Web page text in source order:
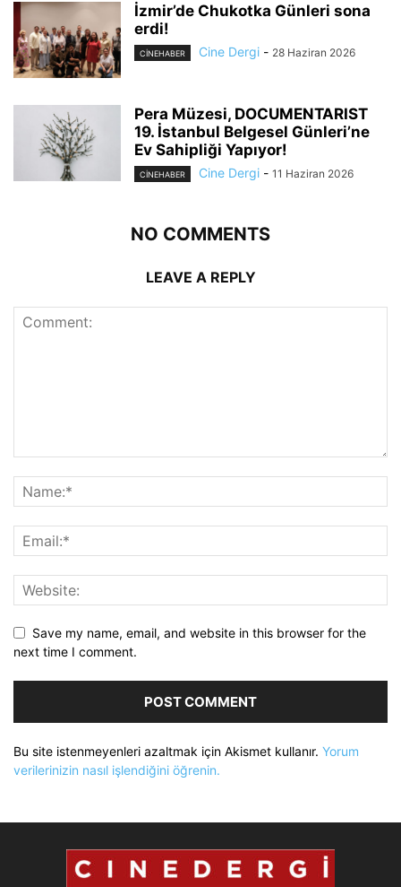
İzmir’de Chukotka Günleri sona
erdi!
CINEHABER Cine Dergi - 28 Haziran 2026
Pera Müzesi, DOCUMENTARIST
19. İstanbul Belgesel Günleri’ne
Ev Sahipliği Yapıyor!
CINEHABER Cine Dergi - 11 Haziran 2026
NO COMMENTS
LEAVE A REPLY
Save my name, email, and website in this browser for the
next time I comment.
Bu site istenmeyenleri azaltmak için Akismet kullanır. Yorum
verilerinizin nasıl işlendiğini öğrenin.